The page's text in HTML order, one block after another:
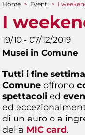
Tu sei qui
Home > Eventi > I
I
19/10 - 07/12/2019
Musei in Comune
Tutti i fine
Comune offrono
spettacoli ed
ed
di un euro o a
della MIC card.